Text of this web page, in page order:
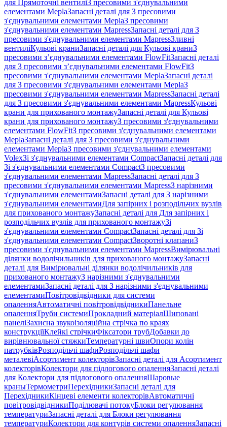
для Прямоточні вентиліЗ пресовими з'єднувальними
елементами MeplaЗапасні деталі для З пресовими
з'єднувальними елементами MeplaЗ пресовими
з'єднувальними елементами MapressЗапасні деталі для З
пресовими з'єднувальними елементами MapressЗливні
вентиліКульові краниЗапасні деталі для Кульові краниЗ
пресовими з’єднувальними елементами FlowFitЗапасні деталі
для З пресовими з’єднувальними елементами FlowFitЗ
пресовими з'єднувальними елементами MeplaЗапасні деталі
для З пресовими з'єднувальними елементами MeplaЗ
пресовими з'єднувальними елементами MapressЗапасні деталі
для З пресовими з'єднувальними елементами MapressКульові
крани для прихованого монтажуЗапасні деталі для Кульові
крани для прихованого монтажуЗ пресовими з'єднувальними
елементами FlowFitЗ пресовими з'єднувальними елементами
MeplaЗапасні деталі для З пресовими з'єднувальними
елементами MeplaЗ пресовими з'єднувальними елементами
VolexЗі з'єднувальними елементами CompactЗапасні деталі для
Зі з'єднувальними елементами CompactЗ пресовими
з'єднувальними елементами MapressЗапасні деталі для З
пресовими з'єднувальними елементами MapressЗ нарізними
з'єднувальними елементамиЗапасні деталі для З нарізними
з'єднувальними елементамиДля запірних і розподільчих вузлів
для прихованого монтажуЗапасні деталі для Для запірних і
розподільчих вузлів для прихованого монтажуЗі
з'єднувальними елементами CompactЗапасні деталі для Зі
з'єднувальними елементами CompactЗворотні клапаниЗ
пресовими з'єднувальними елементами MapressВимірювальні
ділянки водолічильників для прихованого монтажуЗапасні
деталі для Вимірювальні ділянки водолічильників для
прихованого монтажуЗ нарізними з'єднувальними
елементамиЗапасні деталі для З нарізними з'єднувальними
елементамиПовітровідвідники для системи
опаленняАвтоматичні повітровідвідникиПанельне
опаленняТруби системиПрокладний матеріалШиповані
панеліЗахисна звукоізоляційна стрічка по краях
конструкціїКлейкі стрічкиФіксатори трубДобавки до
вирівнювальної стяжкиТемпературні швиОпори колін
патрубківРозподільчі шафиРозподільчі шафи
металевіАсортимент колекторівЗапасні деталі для Асортимент
колекторівКолектори для підлогового опаленняЗапасні деталі
для Колектори для підлогового опаленняШаровые
краныТермометриПерехідникиЗапасні деталі для
ПерехідникиКінцеві елементи колекторівАвтоматичні
повітровідвідникиПоділювачі потокуБлоки регулювання
температуриЗапасні деталі для Блоки регулювання
температуриКолектори для контурів системи опаленняЗапасні